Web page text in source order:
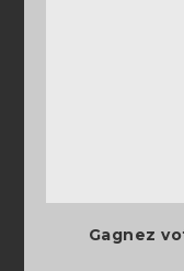
Gagnez